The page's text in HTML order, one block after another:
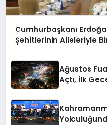
Cumhurbaşkanı
Şehitlerinin Aileleriyle
Ağustos
Açtı, İlk